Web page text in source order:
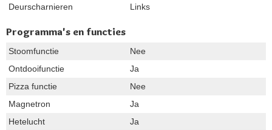
Deurscharnieren Links
Programma's en functies
Stoomfunctie
Nee
Ontdooifunctie
Ja
Pizza functie
Nee
Magnetron
Ja
Hetelucht
Ja